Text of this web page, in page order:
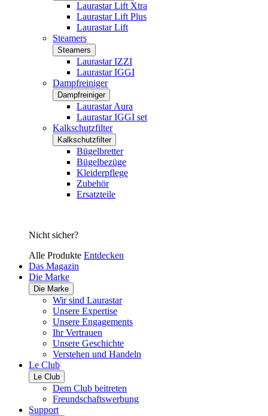
Laurastar Lift Xtra
Laurastar Lift Plus
Laurastar Lift
Steamers
Steamers
Laurastar IZZI
Laurastar IGGI
Dampfreiniger
Dampfreiniger
Laurastar Aura
Laurastar IGGI set
Kalkschutzfilter
Kalkschutzfilter
Bügelbretter
Bügelbezüge
Kleiderpflege
Zubehör
Ersatzteile
Nicht sicher?
Alle Produkte Entdecken
Das Magazin
Die Marke
Die Marke
Wir sind Laurastar
Unsere Expertise
Unsere Engagements
Ihr Vertrauen
Unsere Geschichte
Verstehen und Handeln
Le Club
Le Club
Dem Club beitreten
Freundschaftswerbung
Support